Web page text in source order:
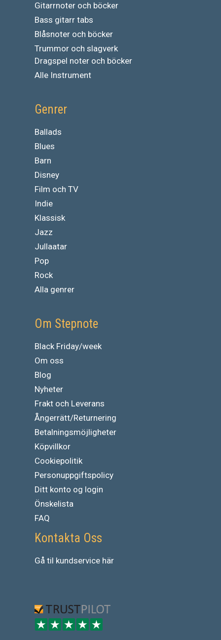
Gitarrnoter och böcker
Bass gitarr tabs
Blåsnoter och böcker
Trummor och slagverk
Dragspel noter och böcker
Alle Instrument
Genrer
Ballads
Blues
Barn
Disney
Film och TV
Indie
Klassisk
Jazz
Jullaatar
Pop
Rock
Alla genrer
Om Stepnote
Black Friday/week
Om oss
Blog
Nyheter
Frakt och Leverans
Ångerrätt/Returnering
Betalningsmöjligheter
Köpvillkor
Cookiepolitik
Personuppgiftspolicy
Ditt konto og login
Önskelista
FAQ
Kontakta Oss
Gå til kundservice här